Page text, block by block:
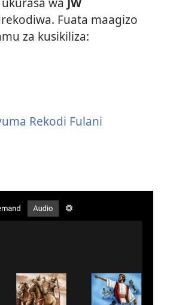
Fuata maagizo
za kusikiliza:
Rekodi Fulani